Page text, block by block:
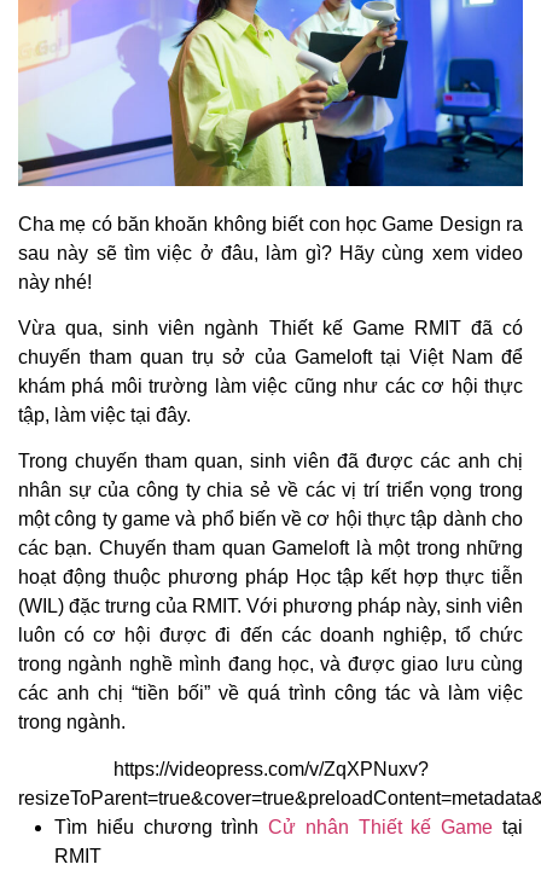
Cha mẹ có băn khoăn không biết con học Game Design ra
sau này sẽ tìm việc ở đâu, làm gì? Hãy cùng xem video
này nhé!
Vừa qua, sinh viên ngành Thiết kế Game RMIT đã có
chuyến tham quan trụ sở của Gameloft tại Việt Nam để
khám phá môi trường làm việc cũng như các cơ hội thực
tập, làm việc tại đây.
Trong chuyến tham quan, sinh viên đã được các anh chị
nhân sự của công ty chia sẻ về các vị trí triển vọng trong
một công ty game và phổ biến về cơ hội thực tập dành cho
các bạn. Chuyến tham quan Gameloft là một trong những
hoạt động thuộc phương pháp Học tập kết hợp thực tiễn
(WIL) đặc trưng của RMIT. Với phương pháp này, sinh viên
luôn có cơ hội được đi đến các doanh nghiệp, tổ chức
trong ngành nghề mình đang học, và được giao lưu cùng
các anh chị “tiền bối” về quá trình công tác và làm việc
trong ngành.
https://videopress.com/v/ZqXPNuxv?
Tìm hiểu chương trìnhCử nhân Thiết kế Game tại
RMIT